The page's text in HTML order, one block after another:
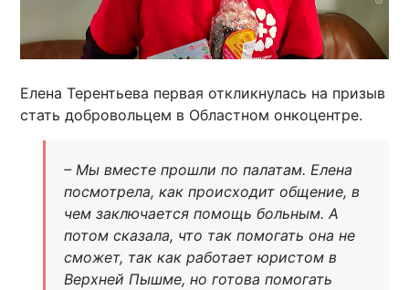
Елена Терентьева первая откликнулась на призыв
стать добровольцем в Областном онкоцентре.
– Мы вместе прошли по палатам. Елена
посмотрела, как происходит общение, в
чем заключается помощь больным. А
потом сказала, что так помогать она не
сможет, так как работает юристом в
Верхней Пышме, но готова помогать